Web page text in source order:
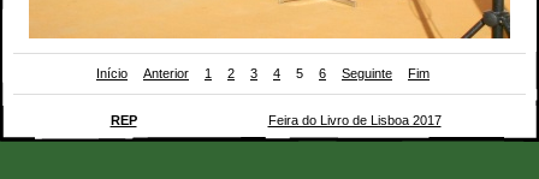
Início Anterior 1 2 3 4 5 6 Seguinte Fim
REPe Daniel Lourenço na Feira do Livro de Lisboa 2017